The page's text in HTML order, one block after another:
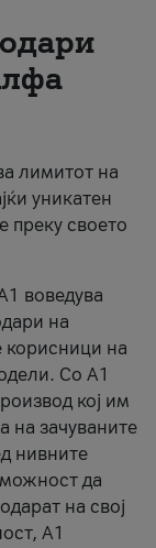
лимитот на
уникатен
преку своето
воведува
на
корисници на
Со A1
кој им
на зачуваните
нивните
да
на свој
А1